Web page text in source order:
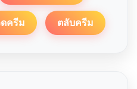
ครีม ตลับครีม